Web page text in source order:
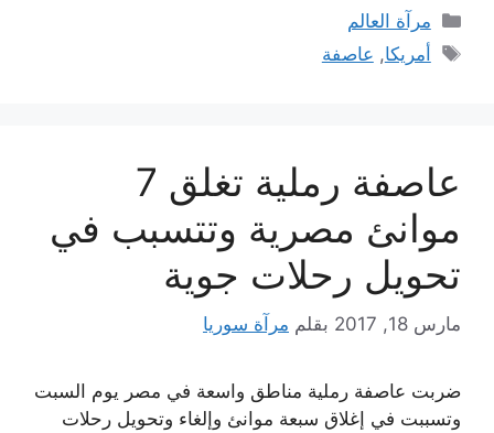
التصنيفات
مرآة العالم
الوسوم
أمريكا, عاصفة
عاصفة رملية تغلق 7
موانئ مصرية وتتسبب في
تحويل رحلات جوية
مارس 18, 2017 بقلم مرآة سوريا
ضربت عاصفة رملية مناطق واسعة في مصر يوم السبت
وتسببت في إغلاق سبعة موانئ وإلغاء وتحويل رحلات